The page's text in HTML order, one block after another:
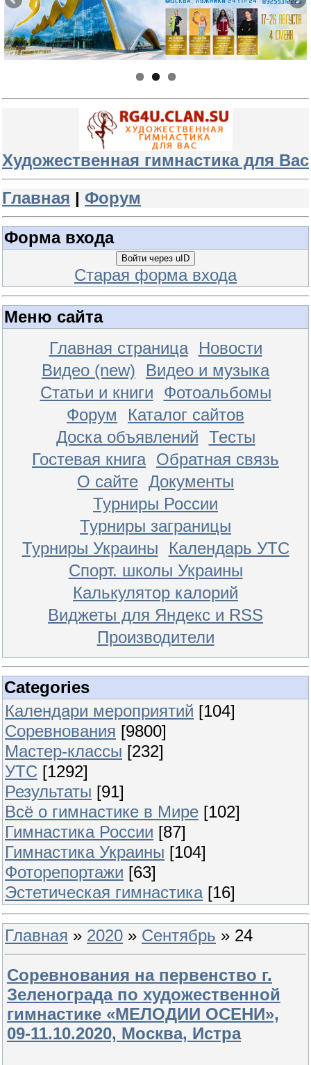
Художественная гимнастика для Вас
Главная | Форум
Форма входа
Войти через uID
Старая форма входа
Меню сайта
Главная страница
Новости
Видео (new)
Видео и музыка
Статьи и книги
Фотоальбомы
Форум
Каталог сайтов
Доска объявлений Тесты
Гостевая книга Обратная связь
О сайте Документы
Турниры России
Турниры заграницы
Турниры Украины
Календарь УТС
Спорт. школы Украины
Калькулятор калорий
Виджеты для Яндекс и RSS
Производители
Categories
Календари мероприятий [104]
Соревнования [9800]
Мастер-классы [232]
УТС [1292]
Результаты [91]
Всё о гимнастике в Мире [102]
Гимнастика России [87]
Гимнастика Украины [104]
Фоторепортажи [63]
Эстетическая гимнастика [16]
Главная » 2020 » Сентябрь » 24
Соревнования на первенство г.
Зеленограда по художественной
гимнастике «МЕЛОДИИ ОСЕНИ»,
09-11.10.2020, Москва, Истра